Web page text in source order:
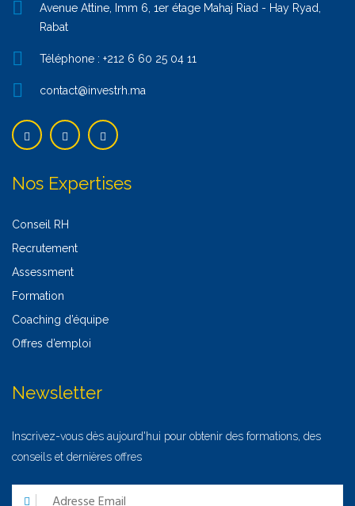
Avenue Attine, Imm 6, 1er étage Mahaj Riad - Hay Ryad,
Rabat
Téléphone : +212 6 60 25 04 11
contact@investrh.ma
Nos Expertises
Conseil RH
Recrutement
Assessment
Formation
Coaching d’équipe
Offres d’emploi
Newsletter
Inscrivez-vous dès aujourd'hui pour obtenir des formations, des
conseils et dernières offres